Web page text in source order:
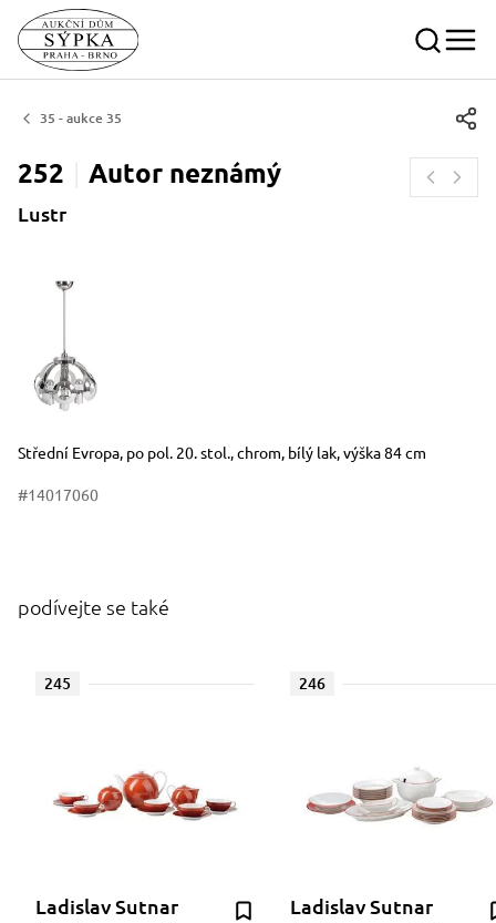
35 - aukce 35
252 Autor neznámý
Lustr
Rozměry
Stručný popis předmětu
Střední Evropa, po pol. 20. stol., chrom, bílý lak, výška 84 cm
#14017060
podívejte se také
245
Ladislav Sutnar
246
Ladislav Sutnar